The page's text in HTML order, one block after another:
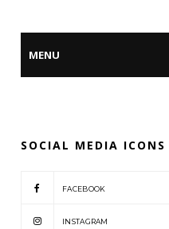
SOCIAL MEDIA ICONS
FACEBOOK
INSTAGRAM